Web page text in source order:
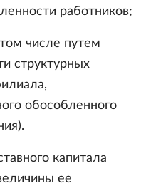
работников;
числе путем
структурных
обособленного
капитала
ее